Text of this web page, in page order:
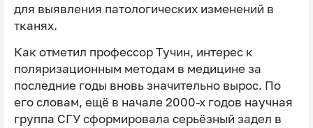
для выявления патологических изменений в
тканях.
Как отметил профессор Тучин, интерес к
поляризационным методам в медицине за
последние годы вновь значительно вырос. По
его словам, ещё в начале 2000-х годов научная
группа СГУ сформировала серьёзный задел в